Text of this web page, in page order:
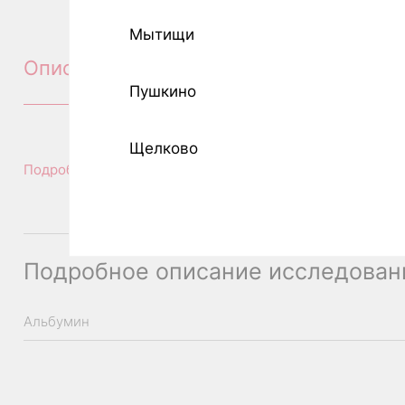
Мытищи
Пушкино
Щелково
Описание
Подробное описание исследования
Подробное описание
Альбумин